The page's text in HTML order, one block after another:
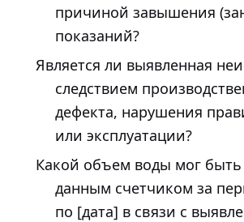
причиной завышения
показаний?
Является ли выявленная
следствием
дефекта, нарушения
или эксплуатации?
Какой объем воды мог быть
данным счетчиком за
по [дата] в связи с